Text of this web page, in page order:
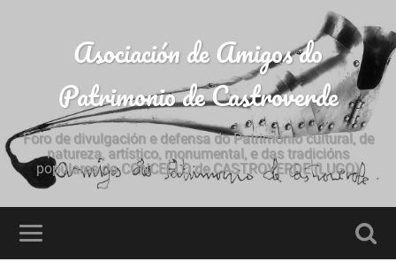
Asociación de Amigos do
Patrimonio de Castroverde
Foro de divulgación e defensa do Patrimonio cultural, de
natureza, artístico, monumental, e das tradicións
populares do CONCELLO de CASTROVERDE (LUGO)